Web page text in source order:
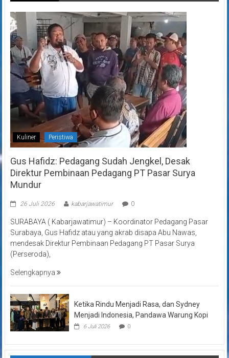
Kuliner Peristiwa
Gus Hafidz: Pedagang Sudah Jengkel, Desak
Direktur Pembinaan Pedagang PT Pasar Surya
Mundur
26 Juli 2026 kabarjawatimur 0
SURABAYA ( Kabarjawatimur) – Koordinator Pedagang Pasar
Surabaya, Gus Hafidz atau yang akrab disapa Abu Nawas,
mendesak Direktur Pembinaan Pedagang PT Pasar Surya
(Perseroda),
Selengkapnya
Ketika Rindu Menjadi Rasa, dan Sydney
Menjadi Indonesia, Pandawa Warung Kopi
6 Juli 2026 0